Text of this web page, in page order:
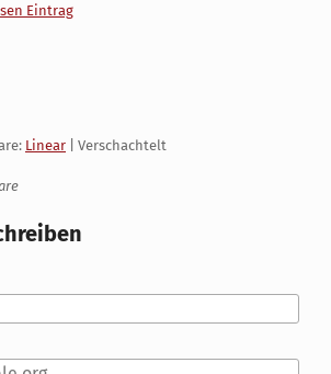
Eintrag
Linear | Verschachtelt